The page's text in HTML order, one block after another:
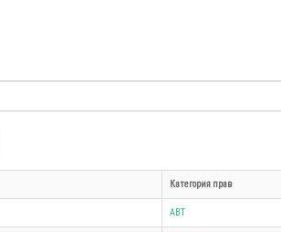
Категория прав
АВТ